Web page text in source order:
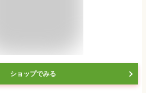
ショップでみる